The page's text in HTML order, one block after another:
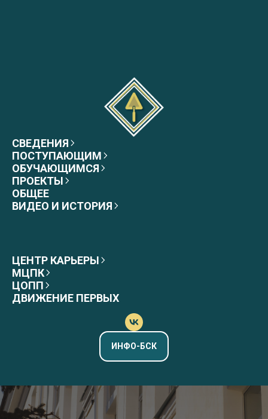
СВЕДЕНИЯ
ПОСТУПАЮЩИМ
ОБУЧАЮЩИМСЯ
ПРОЕКТЫ
ОБЩЕЕ
ВИДЕО И ИСТОРИЯ
ЦЕНТР КАРЬЕРЫ
МЦПК
ЦОПП
ДВИЖЕНИЕ ПЕРВЫХ
ИНФО-БСК